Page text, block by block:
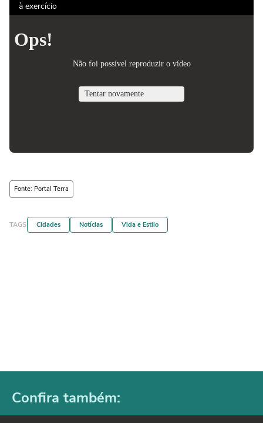
à exercício
Fonte: Portal Terra
TAGS Cidades Notícias Vida e Estilo
Confira também: